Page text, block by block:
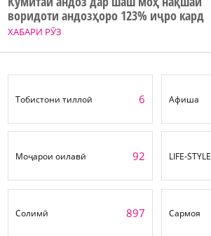
ХАБАРИ РӮЗ
воридоти андозҳоро 123% иҷро кард
Тобистони тиллоӣ 6 Афиша
Моҷарои оилавӣ 92 LIFE-STYLE
Солимӣ 897 Сармоя